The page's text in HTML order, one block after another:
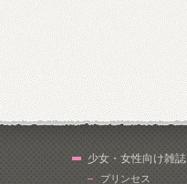
少女・女性向け雑誌
プリンセス